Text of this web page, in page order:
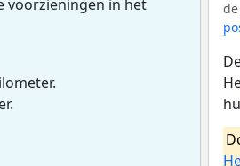
voorzieningen in het